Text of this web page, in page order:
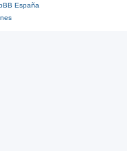
España